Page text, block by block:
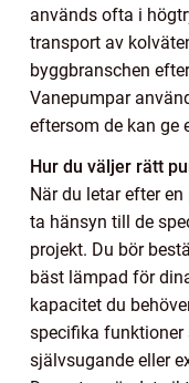
används ofta i
transport av
byggbranschen
Vanepumpar
eftersom de kan ge
Hur du väljer rätt
När du letar efter
ta hänsyn till de
projekt. Du bör
bäst lämpad för
kapacitet du
specifika funktioner
självsugande eller